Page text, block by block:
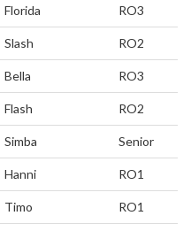
Florida RO3
Slash RO2
Bella RO3
Flash RO2
Simba Senior
Hanni RO1
Timo RO1